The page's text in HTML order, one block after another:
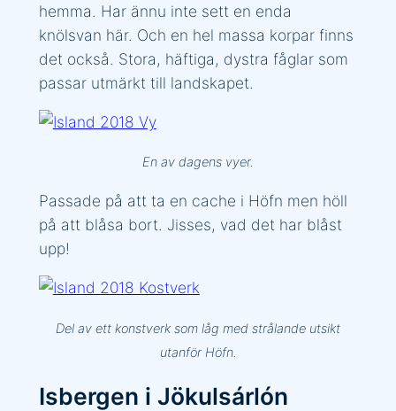
hemma. Har ännu inte sett en enda
knölsvan här. Och en hel massa korpar finns
det också. Stora, häftiga, dystra fåglar som
passar utmärkt till landskapet.
En av dagens vyer.
Passade på att ta en cache i Höfn men höll
på att blåsa bort. Jisses, vad det har blåst
upp!
Del av ett konstverk som låg med strålande utsikt
utanför Höfn.
Isbergen i Jökulsárlón